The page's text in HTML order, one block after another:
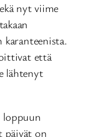
nyt viime
että
lähtenyt
loppuun
päivät on